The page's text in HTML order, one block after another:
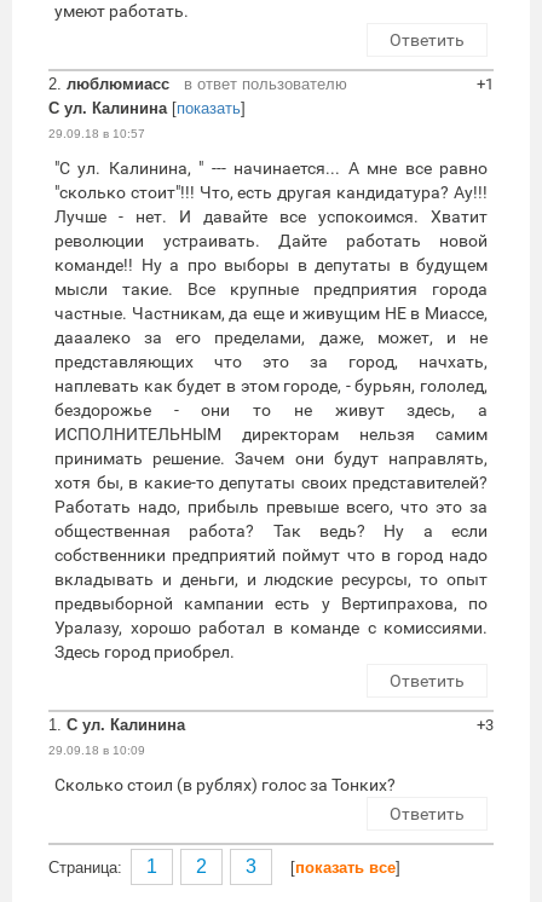
умеют работать.
Ответить
2. люблюмиасс
в ответ пользователю
С ул. Калинина[показать]
29.09.18 в 10:57
+1
"С ул. Калинина, " --- начинается... А мне все равно
"сколько стоит"!!! Что, есть другая кандидатура? Ау!!!
Лучше - нет. И давайте все успокоимся. Хватит
революции устраивать. Дайте работать новой
команде!! Ну а про выборы в депутаты в будущем
мысли такие. Все крупные предприятия города
частные. Частникам, да еще и живущим НЕ в Миассе,
дааалеко за его пределами, даже, может, и не
представляющих что это за город, начхать,
наплевать как будет в этом городе, - бурьян, гололед,
бездорожье - они то не живут здесь, а
ИСПОЛНИТЕЛЬНЫМ директорам нельзя самим
принимать решение. Зачем они будут направлять,
хотя бы, в какие-то депутаты своих представителей?
Работать надо, прибыль превыше всего, что это за
общественная работа? Так ведь? Ну а если
собственники предприятий поймут что в город надо
вкладывать и деньги, и людские ресурсы, то опыт
предвыборной кампании есть у Вертипрахова, по
Уралазу, хорошо работал в команде с комиссиями.
Здесь город приобрел.
Ответить
1. С ул. Калинина
29.09.18 в 10:09
+3
Сколько стоил (в рублях) голос за Тонких?
Ответить
Cтраница: 1 2 3 [показать все]